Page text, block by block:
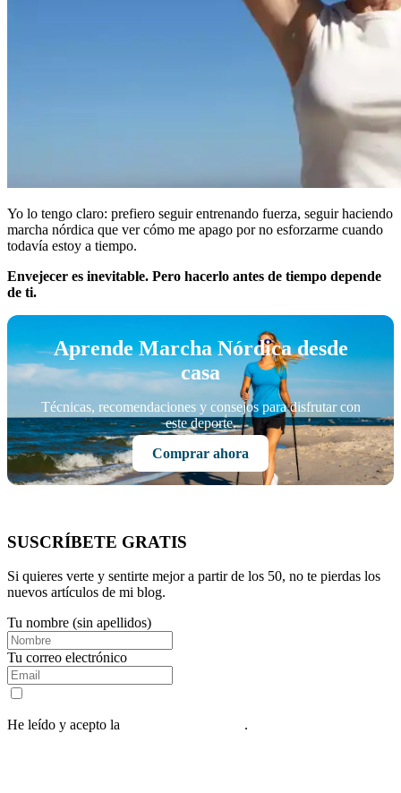
Yo lo tengo claro: prefiero seguir entrenando fuerza, seguir haciendo
marcha nórdica que ver cómo me apago por no esforzarme cuando
todavía estoy a tiempo.
Envejecer es inevitable. Pero hacerlo antes de tiempo depende
de ti.
Aprende Marcha Nórdica desde
casa
Técnicas, recomendaciones y consejos para disfrutar con
este deporte.
Comprar ahora
SUSCRÍBETE GRATIS
Si quieres verte y sentirte mejor a partir de los 50, no te pierdas los
nuevos artículos de mi blog.
Tu nombre (sin apellidos)
Tu correo electrónico
He leído y acepto la
.